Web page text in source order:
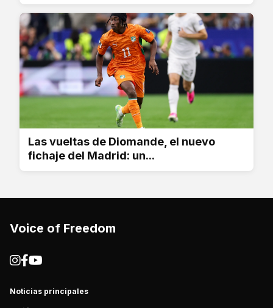
Las vueltas de Diomande, el nuevo
fichaje del Madrid: un...
Voice of Freedom
Noticias principales